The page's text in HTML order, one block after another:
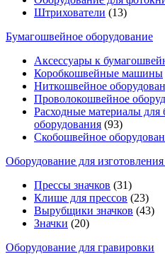
Штрихователи (13)
Бумагошвейное оборудование
Аксессуары к
Коробкошвейные машины
Ниткошвейное
Проволокошвейное
Расходные материалы для
оборудования (93)
Скобошвейное
Оборудование для изготовления
Прессы значков (31)
Клише для прессов (23)
Вырубщики значков (43)
Значки (20)
Оборудование для гравировки